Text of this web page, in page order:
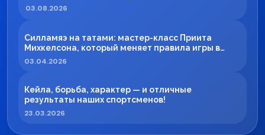
03.08.2026
Силламяэ на татами: мастер-класс Приита
Михкелсона, который меняет правила игры в
регионе
03.04.2026
Кейла, борьба, характер — и отличные
результаты наших спортсменов!
23.03.2026